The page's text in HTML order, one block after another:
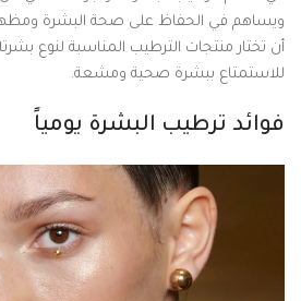
ويساهم في الحفاظ على صحة البشرة
أن تختار منتجات الترطيب المناسبة لنوع
للاستمتاع ببشرة صحية ومشعة.
فوائد ترطيب البشرة يومياً